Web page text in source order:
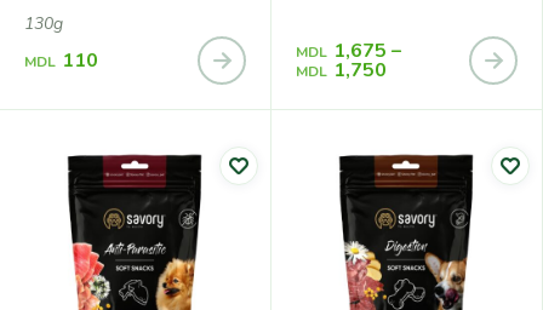
130g
MDL 110 MDL 1,675 –
MDL 1,750